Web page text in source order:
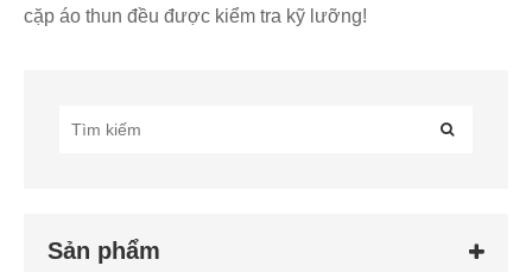
cặp áo thun đều được kiểm tra kỹ lưỡng!
Sản phẩm